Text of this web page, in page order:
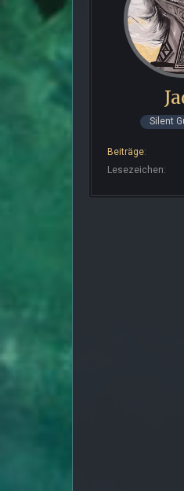
Silent
Beiträge
Lesezeichen